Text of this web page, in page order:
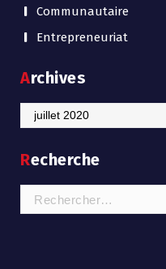
Communautaire
Entrepreneuriat
Archives
Archives
Recherche
Rechercher :